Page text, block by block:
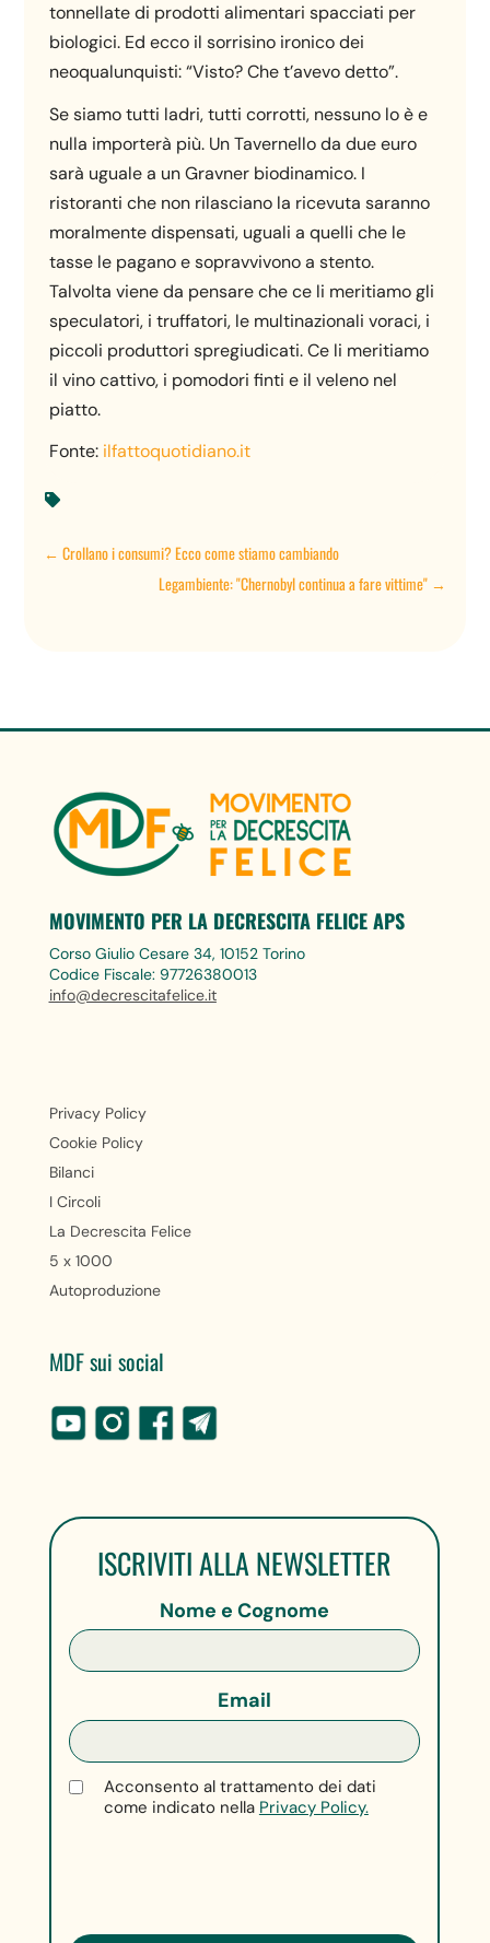
tonnellate di prodotti alimentari spacciati per
biologici. Ed ecco il sorrisino ironico dei
neoqualunquisti: “Visto? Che t’avevo detto”.
Se siamo tutti ladri, tutti corrotti, nessuno lo è e
nulla importerà più. Un Tavernello da due euro
sarà uguale a un Gravner biodinamico. I
ristoranti che non rilasciano la ricevuta saranno
moralmente dispensati, uguali a quelli che le
tasse le pagano e sopravvivono a stento.
Talvolta viene da pensare che ce li meritiamo gli
speculatori, i truffatori, le multinazionali voraci, i
piccoli produttori spregiudicati. Ce li meritiamo
il vino cattivo, i pomodori finti e il veleno nel
piatto.
Fonte: ilfattoquotidiano.it

←Crollano i consumi? Ecco come stiamo cambiando
Legambiente: "Chernobyl continua a fare vittime"→
MOVIMENTO PER LA DECRESCITA FELICE APS
Corso Giulio Cesare 34, 10152 Torino
Codice Fiscale: 97726380013
info@decrescitafelice.it
Privacy Policy
Cookie Policy
Bilanci
I Circoli
La Decrescita Felice
5 x 1000
Autoproduzione
MDF sui social
ISCRIVITI ALLA NEWSLETTER
Nome e Cognome
Email
Acconsento al trattamento dei dati
come indicato nella Privacy Policy.